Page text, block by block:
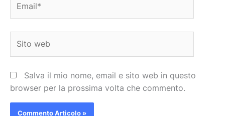
web
Salva il mio nome, email e sito web in questo
browser per la prossima volta che commento.